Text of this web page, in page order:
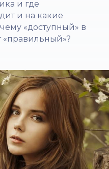
и где
и на какие
«доступный» в
«правильный»?